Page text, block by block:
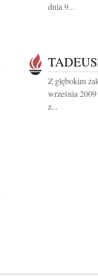
dnia 9...
Z głębokim
września
z...